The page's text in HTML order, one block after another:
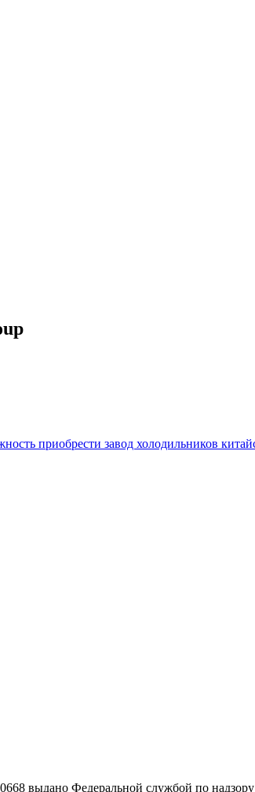
приобрести завод холодильников
выдано Федеральной службой по надзору